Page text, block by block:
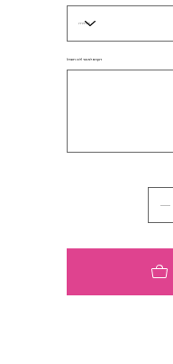
הערות למוצר (לא חובה)